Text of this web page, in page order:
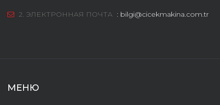
2. ЭЛЕКТРОННАЯ ПОЧТА : bilgi@cicekmakina.com.tr
МЕНЮ